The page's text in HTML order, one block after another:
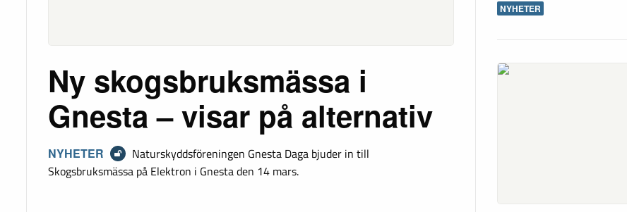
Ny skogsbruksmässa i
Gnesta – visar på alternativ
NYHETER
Naturskyddsföreningen Gnesta Daga bjuder in till
Skogsbruksmässa på Elektron i Gnesta den 14 mars.
NYHETER